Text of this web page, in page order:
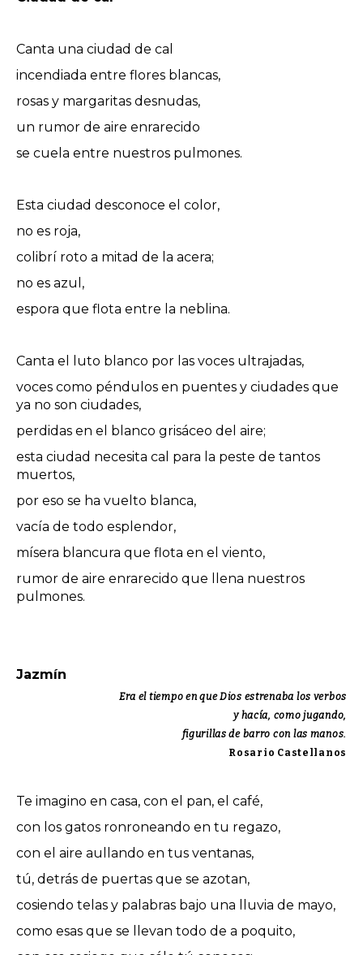
Canta una ciudad de cal
incendiada entre flores blancas,
rosas y margaritas desnudas,
un rumor de aire enrarecido
se cuela entre nuestros pulmones.
Esta ciudad desconoce el color,
no es roja,
colibrí roto a mitad de la acera;
no es azul,
espora que flota entre la neblina.
Canta el luto blanco por las voces ultrajadas,
voces como péndulos en puentes y ciudades que
ya no son ciudades,
perdidas en el blanco grisáceo del aire;
esta ciudad necesita cal para la peste de tantos
muertos,
por eso se ha vuelto blanca,
vacía de todo esplendor,
mísera blancura que flota en el viento,
rumor de aire enrarecido que llena nuestros
pulmones.
Jazmín
Era el tiempo en que Dios estrenaba los verbos
y hacía, como jugando,
figurillas de barro con las manos.
Rosario Castellanos
Te imagino en casa, con el pan, el café,
con los gatos ronroneando en tu regazo,
con el aire aullando en tus ventanas,
tú, detrás de puertas que se azotan,
cosiendo telas y palabras bajo una lluvia de mayo,
como esas que se llevan todo de a poquito,